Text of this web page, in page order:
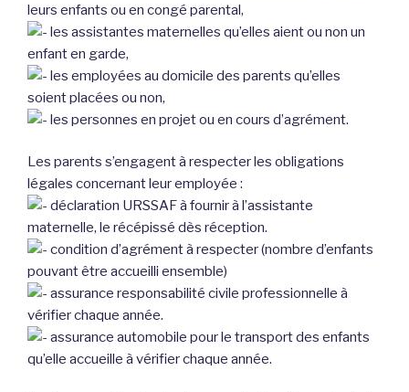
leurs enfants ou en congé parental,
les assistantes maternelles qu’elles aient ou non un
enfant en garde,
les employées au domicile des parents qu’elles
soient placées ou non,
les personnes en projet ou en cours d’agrément.
Les parents s’engagent à respecter les obligations
légales concernant leur employée :
déclaration URSSAF à fournir à l’assistante
maternelle, le récépissé dès réception.
condition d’agrément à respecter (nombre d’enfants
pouvant être accueilli ensemble)
assurance responsabilité civile professionnelle à
vérifier chaque année.
assurance automobile pour le transport des enfants
qu’elle accueille à vérifier chaque année.